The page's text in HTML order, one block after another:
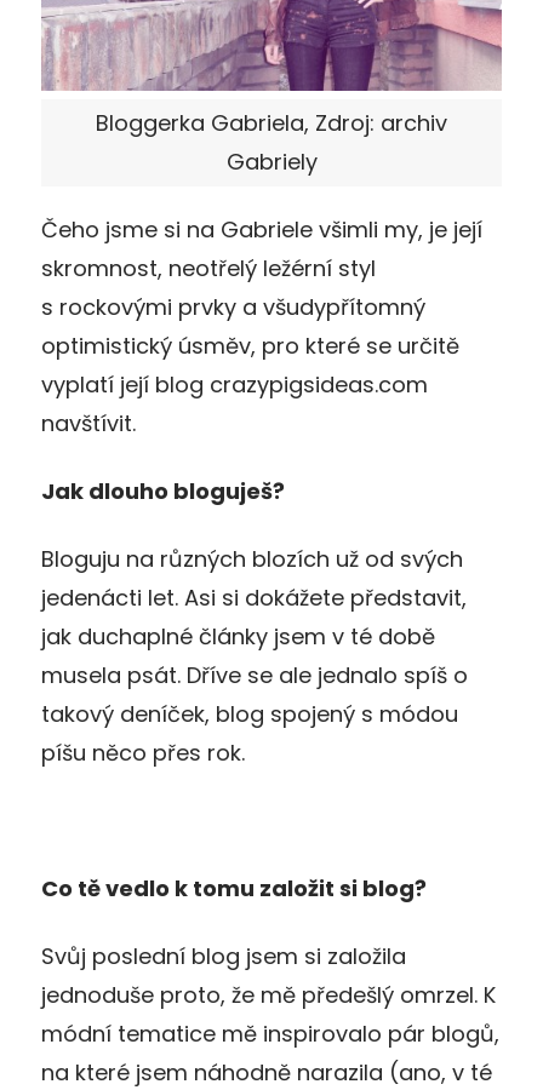
Bloggerka Gabriela, Zdroj: archiv
Gabriely
Čeho jsme si na Gabriele všimli my, je její
skromnost, neotřelý ležérní styl
s rockovými prvky a všudypřítomný
optimistický úsměv, pro které se určitě
vyplatí její blog crazypigsideas.com
navštívit.
Jak dlouho bloguješ?
Bloguju na různých blozích už od svých
jedenácti let. Asi si dokážete představit,
jak duchaplné články jsem v té době
musela psát. Dříve se ale jednalo spíš o
takový deníček, blog spojený s módou
píšu něco přes rok.
Co tě vedlo k tomu založit si blog?
Svůj poslední blog jsem si založila
jednoduše proto, že mě předešlý omrzel. K
módní tematice mě inspirovalo pár blogů,
na které jsem náhodně narazila (ano, v té